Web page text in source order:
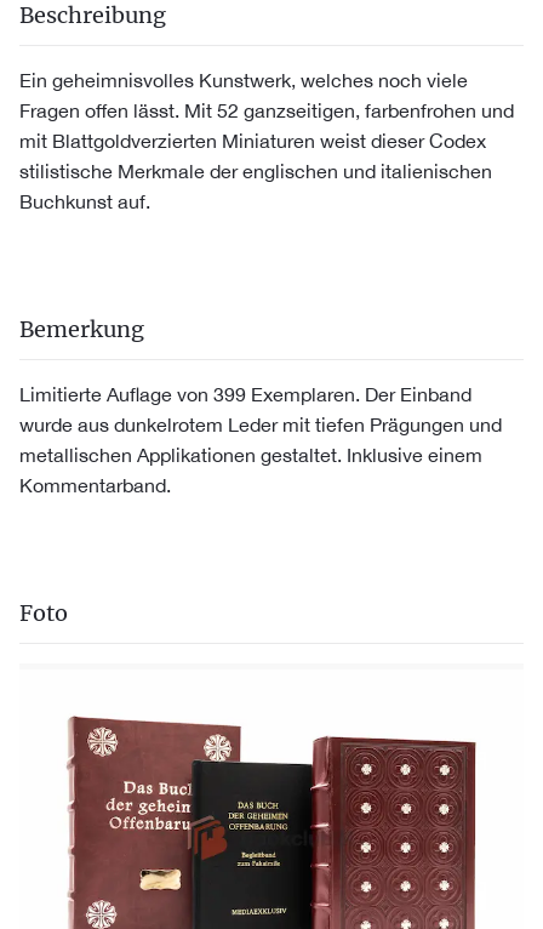
Beschreibung
Ein geheimnisvolles Kunstwerk, welches noch viele
Fragen offen lässt. Mit 52 ganzseitigen, farbenfrohen und
mit Blattgoldverzierten Miniaturen weist dieser Codex
stilistische Merkmale der englischen und italienischen
Buchkunst auf.
Bemerkung
Limitierte Auflage von 399 Exemplaren. Der Einband
wurde aus dunkelrotem Leder mit tiefen Prägungen und
metallischen Applikationen gestaltet. Inklusive einem
Kommentarband.
Foto